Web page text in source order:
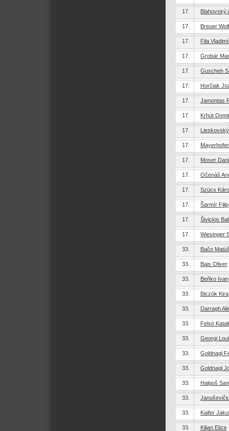
17. Blahovský
17. Breuer
17. Fila
17. Grobár
17. Guscheh
17. Horčiak
17. Jamontas
17. Krhút
17.
17.
17. Moser
17. Očenáš
17. Szücs
17. Šarmír Filip
17. Šivickis
17. Wiesinger
33. Bačo
33. Bais Oliver
33. Beňko Ivan
33. Biczók Kira
33. Darragh
33. Felsö
33. Georgi
33. Goldnagl
33. Goldnagl
33. Halgoš
33.
33. Kaifer
33. Kilian Eliza